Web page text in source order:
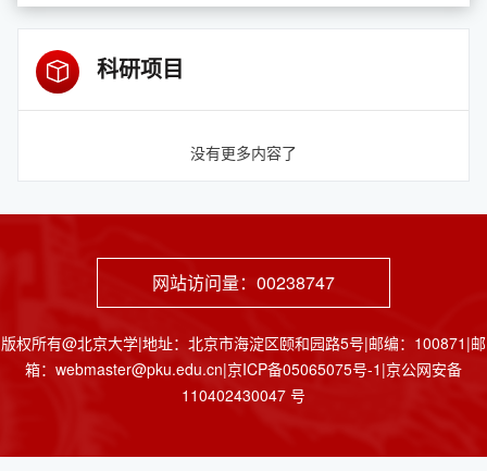
科研项目
没有更多内容了
网站访问量： 00238747
版权所有@北京大学|地址：北京市海淀区颐和园路5号|邮编：100871|邮
箱：webmaster@pku.edu.cn|京ICP备05065075号-1|京公网安备
110402430047 号